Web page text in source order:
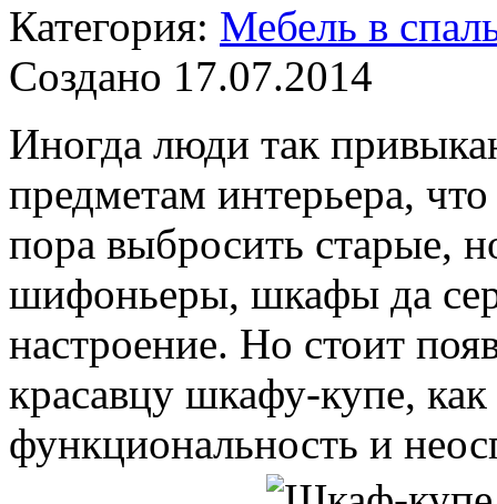
Категория: Мебель в
Создано 17.07.2014
Иногда люди так
предметам интерьера,
пора выбросить старые,
шифоньеры, шкафы да
настроение. Но стоит
красавцу шкафу-купе, как
функциональность и